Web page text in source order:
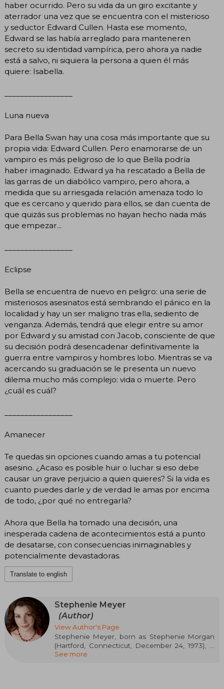
haber ocurrido. Pero su vida da un giro excitante y
aterrador una vez que se encuentra con el misterioso
y seductor Edward Cullen. Hasta ese momento,
Edward se las había arreglado para manteneren
secreto su identidad vampírica, pero ahora ya nadie
está a salvo, ni siquiera la persona a quien él más
quiere: Isabella.
Luna nueva
Para Bella Swan hay una cosa más importante que su
propia vida: Edward Cullen. Pero enamorarse de un
vampiro es más peligroso de lo que Bella podría
haber imaginado. Edward ya ha rescatado a Bella de
las garras de un diabólico vampiro, pero ahora, a
medida que su arriesgada relación amenaza todo lo
que es cercano y querido para ellos, se dan cuenta de
que quizás sus problemas no hayan hecho nada más
que empezar...
Eclipse
Bella se encuentra de nuevo en peligro: una serie de
misteriosos asesinatos está sembrando el pánico en la
localidad y hay un ser maligno tras ella, sediento de
venganza. Además, tendrá que elegir entre su amor
por Edward y su amistad con Jacob, consciente de que
su decisión podrá desencadenar definitivamente la
guerra entre vampiros y hombres lobo. Mientras se va
acercando su graduación se le presenta un nuevo
dilema mucho más complejo: vida o muerte. Pero
¿cuál es cuál?
Amanecer
Te quedas sin opciones cuando amas a tu potencial
asesino. ¿Acaso es posible huir o luchar si eso debe
causar un grave perjuicio a quien quieres? Si la vida es
cuanto puedes darle y de verdad le amas por encima
de todo, ¿por qué no entregarla?
Ahora que Bella ha tomado una decisión, una
inesperada cadena de acontecimientos está a punto
de desatarse, con consecuencias inimaginables y
potencialmente devastadoras.
Translate to english
Stephenie Meyer
(Author)
View Author's Page
Stephenie Meyer, born as Stephenie Morgan
(Hartford, Connecticut, December 24, 1973), is
an American writer and film producer known for
See more